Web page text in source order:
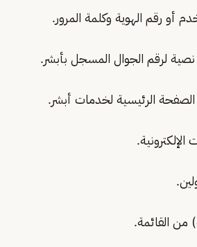
أو رقم الهوية وكلمة المرور.
لرقم الجوال المسجل بأبشر.
الرئيسية لخدمات أبشر.
من القائمة.